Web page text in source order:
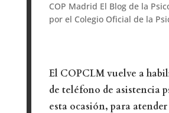
COP Madrid El Blog de la
por el Colegio Oficial de la
El COPCLM vuelve a
de teléfono de asistencia
esta ocasión, para atender